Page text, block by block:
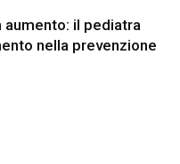
aumento: il pediatra
nella prevenzione